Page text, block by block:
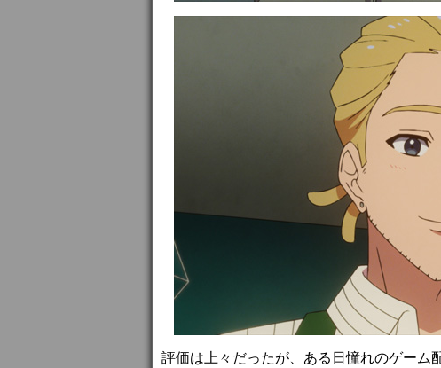
評価は上々だったが、ある日憧れのゲーム